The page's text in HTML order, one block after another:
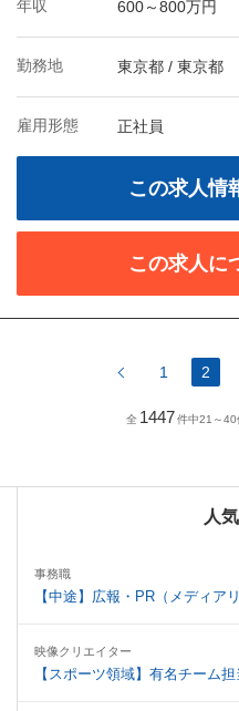
年収 600～800万円
勤務地 東京都 / 東京都
雇用形態 正社員
この求人情
この求人に
1 2
全 1447件中21～40
人
事務職
【中途】広報・PR（メディア
映像クリエイター
【スポーツ領域】有名チーム